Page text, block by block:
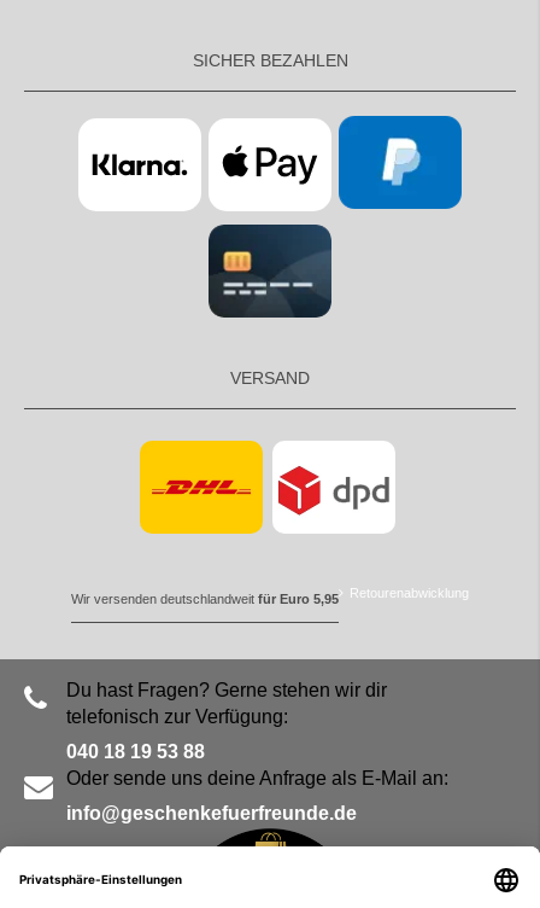
SICHER BEZAHLEN
VERSAND
Wir versenden deutschlandweit für Euro 5,95 Retourenabwicklung
Du hast Fragen? Gerne stehen wir dir
telefonisch zur Verfügung:
040 18 19 53 88
Oder sende uns deine Anfrage als E-Mail an:
info@geschenkefuerfreunde.de